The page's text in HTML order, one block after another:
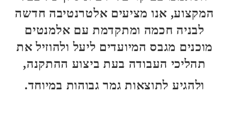
המקצוע, אנו מציעים אלטרנטיבה חדשה
לבניה חכמה ומתקדמתעם אלמנטים
מוכנים מגבס המיועדים ליעל ולהוזיל את
תהליכי העבודה בעת ביצוע ההתקנה,
ולהגיע לתוצאות גמר גבוהות במיוחד.